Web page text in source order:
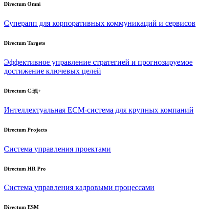
Directum Omni
Суперапп для корпоративных коммуникаций и сервисов
Directum Targets
Эффективное управление стратегией и прогнозируемое
достижение ключевых целей
Directum СЭД+
Интеллектуальная ECM-система для крупных компаний
Directum Projects
Система управления проектами
Directum HR Pro
Система управления кадровыми процессами
Directum ESM